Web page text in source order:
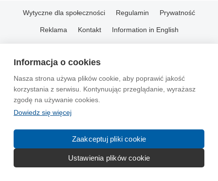
Informacja o cookies
Nasza strona używa plików cookie, aby poprawić jakość
korzystania z serwisu. Kontynuując przeglądanie, wyrażasz
zgodę na używanie cookies.
Dowiedz się więcej
Zaakceptuj pliki cookie
Ustawienia plików cookie
Wytyczne dla społeczności Regulamin Prywatność
Reklama Kontakt Information in English